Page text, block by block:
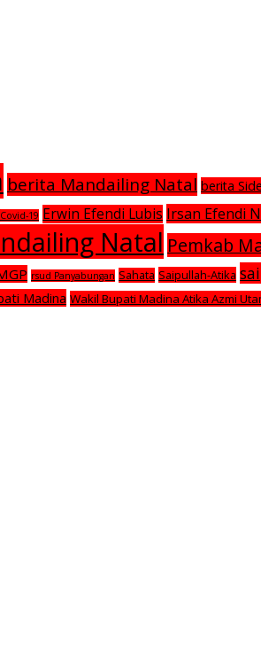
berita Mandailing Natal berita
Covid-19 Erwin Efendi Lubis Irsan Efendi
Natal Pemkab
rsud Panyabungan Sahata Saipullah-Atika
Madina Wakil Bupati Madina Atika Azmi